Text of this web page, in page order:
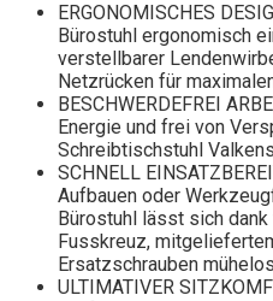
ERGONOMISCHES
Bürostuhl ergonomisch
verstellbarer
Netzrücken für
BESCHWERDEFREI
Energie und frei von
Schreibtischstuhl
SCHNELL
Aufbauen oder
Bürostuhl lässt sich
Fusskreuz,
Ersatzschrauben
ULTIMATIVER